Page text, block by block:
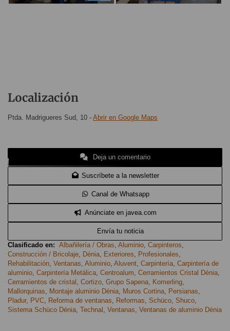
Localización
Ptda. Madrigueres Sud, 10 - Abrir en Google Maps
Deja un comentario
Suscríbete a la newsletter
Canal de Whatsapp
Anúnciate en javea.com
Envía tu noticia
Clasificado en: Albañilería / Obras Aluminio Carpinteros
Construcción / Bricolaje
Dénia Exteriores Profesionales
Rehabilitación Ventanas Aluminio Aluvent Carpintería Carpintería de
aluminio Carpintería Metálica Centroalum Cerramientos Cristal Dénia
Cerramientos de cristal
Cortizo Grupo Sapena Komerling
Mallorquinas
Montaje aluminio Dénia Muros Cortina Persianas
Pladur, PVC Reforma de ventanas Reformas Schüco Shuco
Sistema Schüco Dénia Technal Ventanas Ventanas de aluminio Dénia